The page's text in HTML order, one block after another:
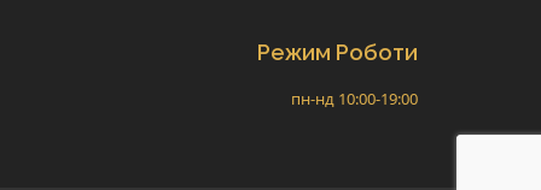
Режим Роботи
пн-нд 10:00-19:00